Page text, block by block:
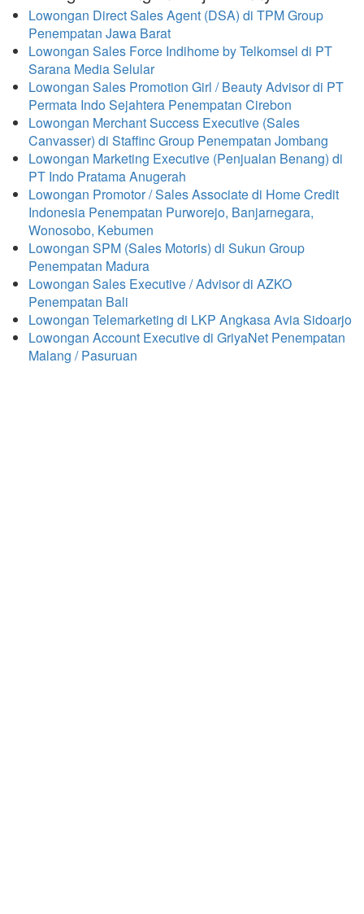
Lowongan Direct Sales Agent (DSA) di TPM Group
Penempatan Jawa Barat
Lowongan Sales Force Indihome by Telkomsel di PT
Sarana Media Selular
Lowongan Sales Promotion Girl / Beauty Advisor di PT
Permata Indo Sejahtera Penempatan Cirebon
Lowongan Merchant Success Executive (Sales
Canvasser) di Staffinc Group Penempatan Jombang
Lowongan Marketing Executive (Penjualan Benang) di
PT Indo Pratama Anugerah
Lowongan Promotor / Sales Associate di Home Credit
Indonesia Penempatan Purworejo, Banjarnegara,
Wonosobo, Kebumen
Lowongan SPM (Sales Motoris) di Sukun Group
Penempatan Madura
Lowongan Sales Executive / Advisor di AZKO
Penempatan Bali
Lowongan Telemarketing di LKP Angkasa Avia Sidoarjo
Lowongan Account Executive di GriyaNet Penempatan
Malang / Pasuruan